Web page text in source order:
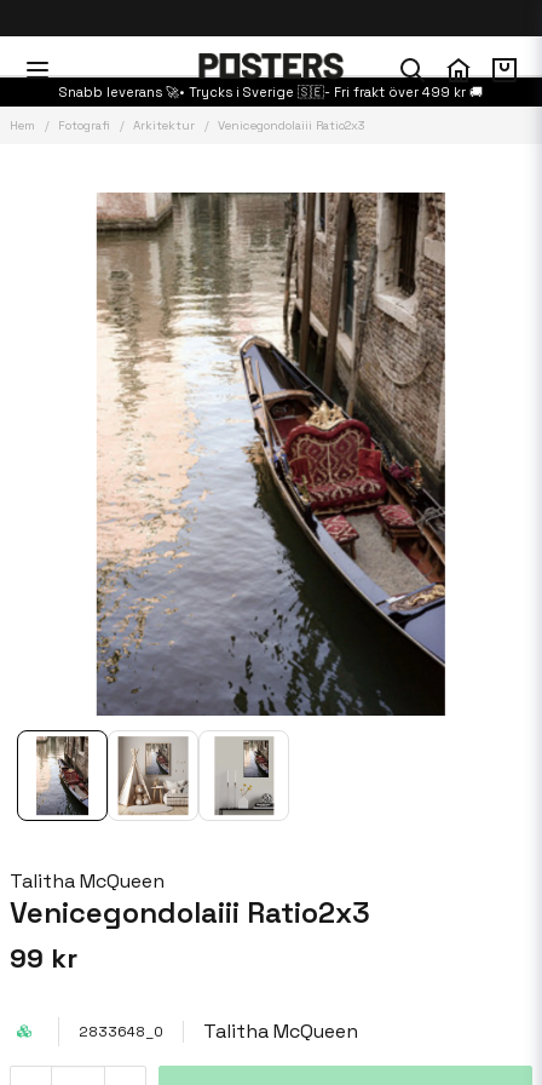
Snabb leverans 🚀• Trycks i Sverige 🇸🇪- Fri frakt över 499 kr 🚚
Hem Fotografi Arkitektur Venicegondolaiii Ratio2x3
Talitha McQueen
Venicegondolaiii Ratio2x3
99 kr
2833648_0 Talitha McQueen